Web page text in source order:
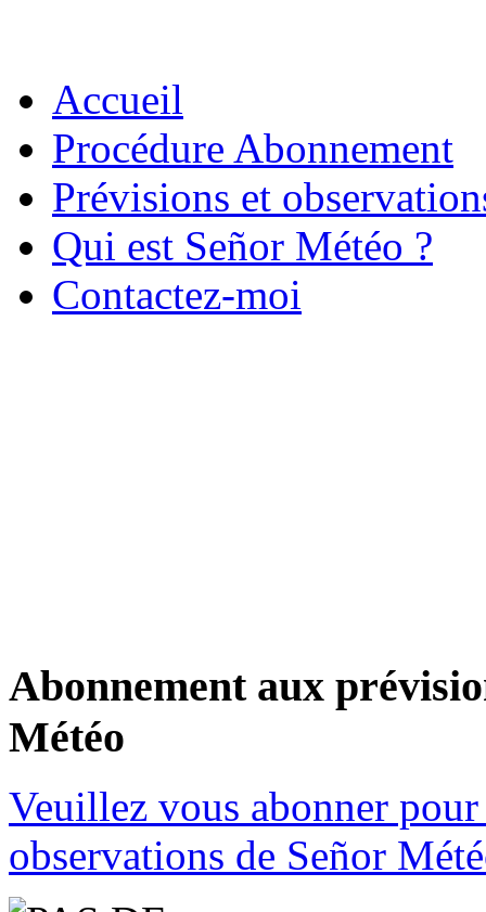
Accueil
Procédure Abonnement
Prévisions et
Qui est Señor Météo ?
Contactez-moi
Abonnement aux
Météo
Veuillez vous abonner
observations de Señor